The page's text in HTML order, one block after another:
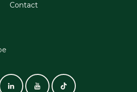
Cont​act